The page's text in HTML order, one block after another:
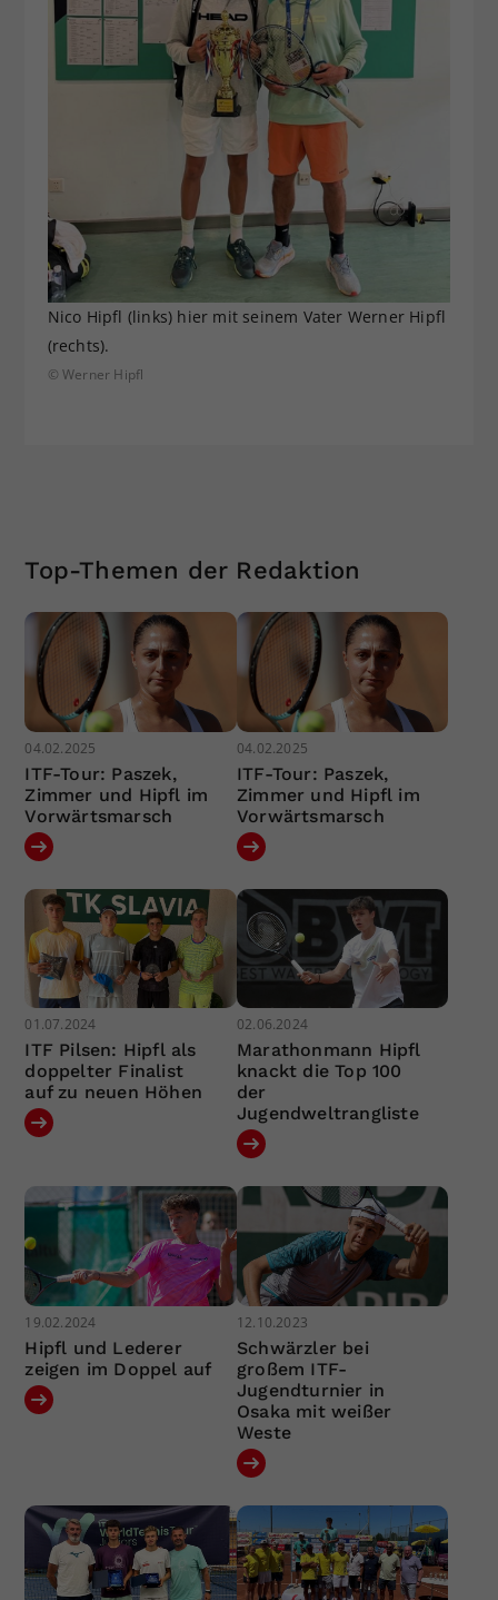
Nico Hipfl (links) hier mit seinem Vater Werner Hipfl
(rechts).
© Werner Hipfl
Top-Themen der Redaktion
04.02.2025
ITF-Tour: Paszek,
Zimmer und Hipfl im
Vorwärtsmarsch
04.02.2025
ITF-Tour: Paszek,
Zimmer und Hipfl im
Vorwärtsmarsch
01.07.2024
ITF Pilsen: Hipfl als
doppelter Finalist
auf zu neuen Höhen
02.06.2024
Marathonmann Hipfl
knackt die Top 100
der
Jugendweltrangliste
19.02.2024
Hipfl und Lederer
zeigen im Doppel auf
12.10.2023
Schwärzler bei
großem ITF-
Jugendturnier in
Osaka mit weißer
Weste